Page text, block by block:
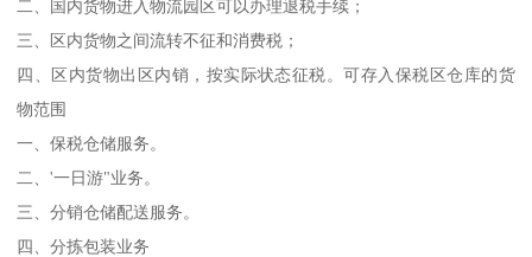
二、国内货物进入物流园区可以办理退税手续；
三、区内货物之间流转不征和消费税；
四、区内货物出区内销，按实际状态征税。可存入保税区仓库的货
物范围
一、保税仓储服务。
二、'一日游"业务。
三、分销仓储配送服务。
四、分拣包装业务